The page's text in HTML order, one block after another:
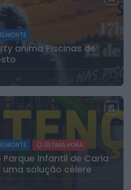
anima Piscinas de
ÚLTIMA HORA
Infantil de Caria
solução célere